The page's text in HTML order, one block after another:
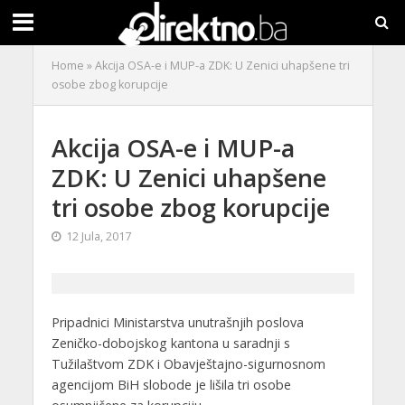
Home »Akcija OSA-e i MUP-a ZDK: U Zenici uhapšene tri
osobe zbog korupcije
Akcija OSA-e i MUP-a
ZDK: U Zenici uhapšene
tri osobe zbog korupcije
12 Jula, 2017
Pripadnici Ministarstva unutrašnjih poslova
Zeničko-dobojskog kantona u saradnji s
Tužilaštvom ZDK i Obavještajno-sigurnosnom
agencijom BiH slobode je lišila tri osobe